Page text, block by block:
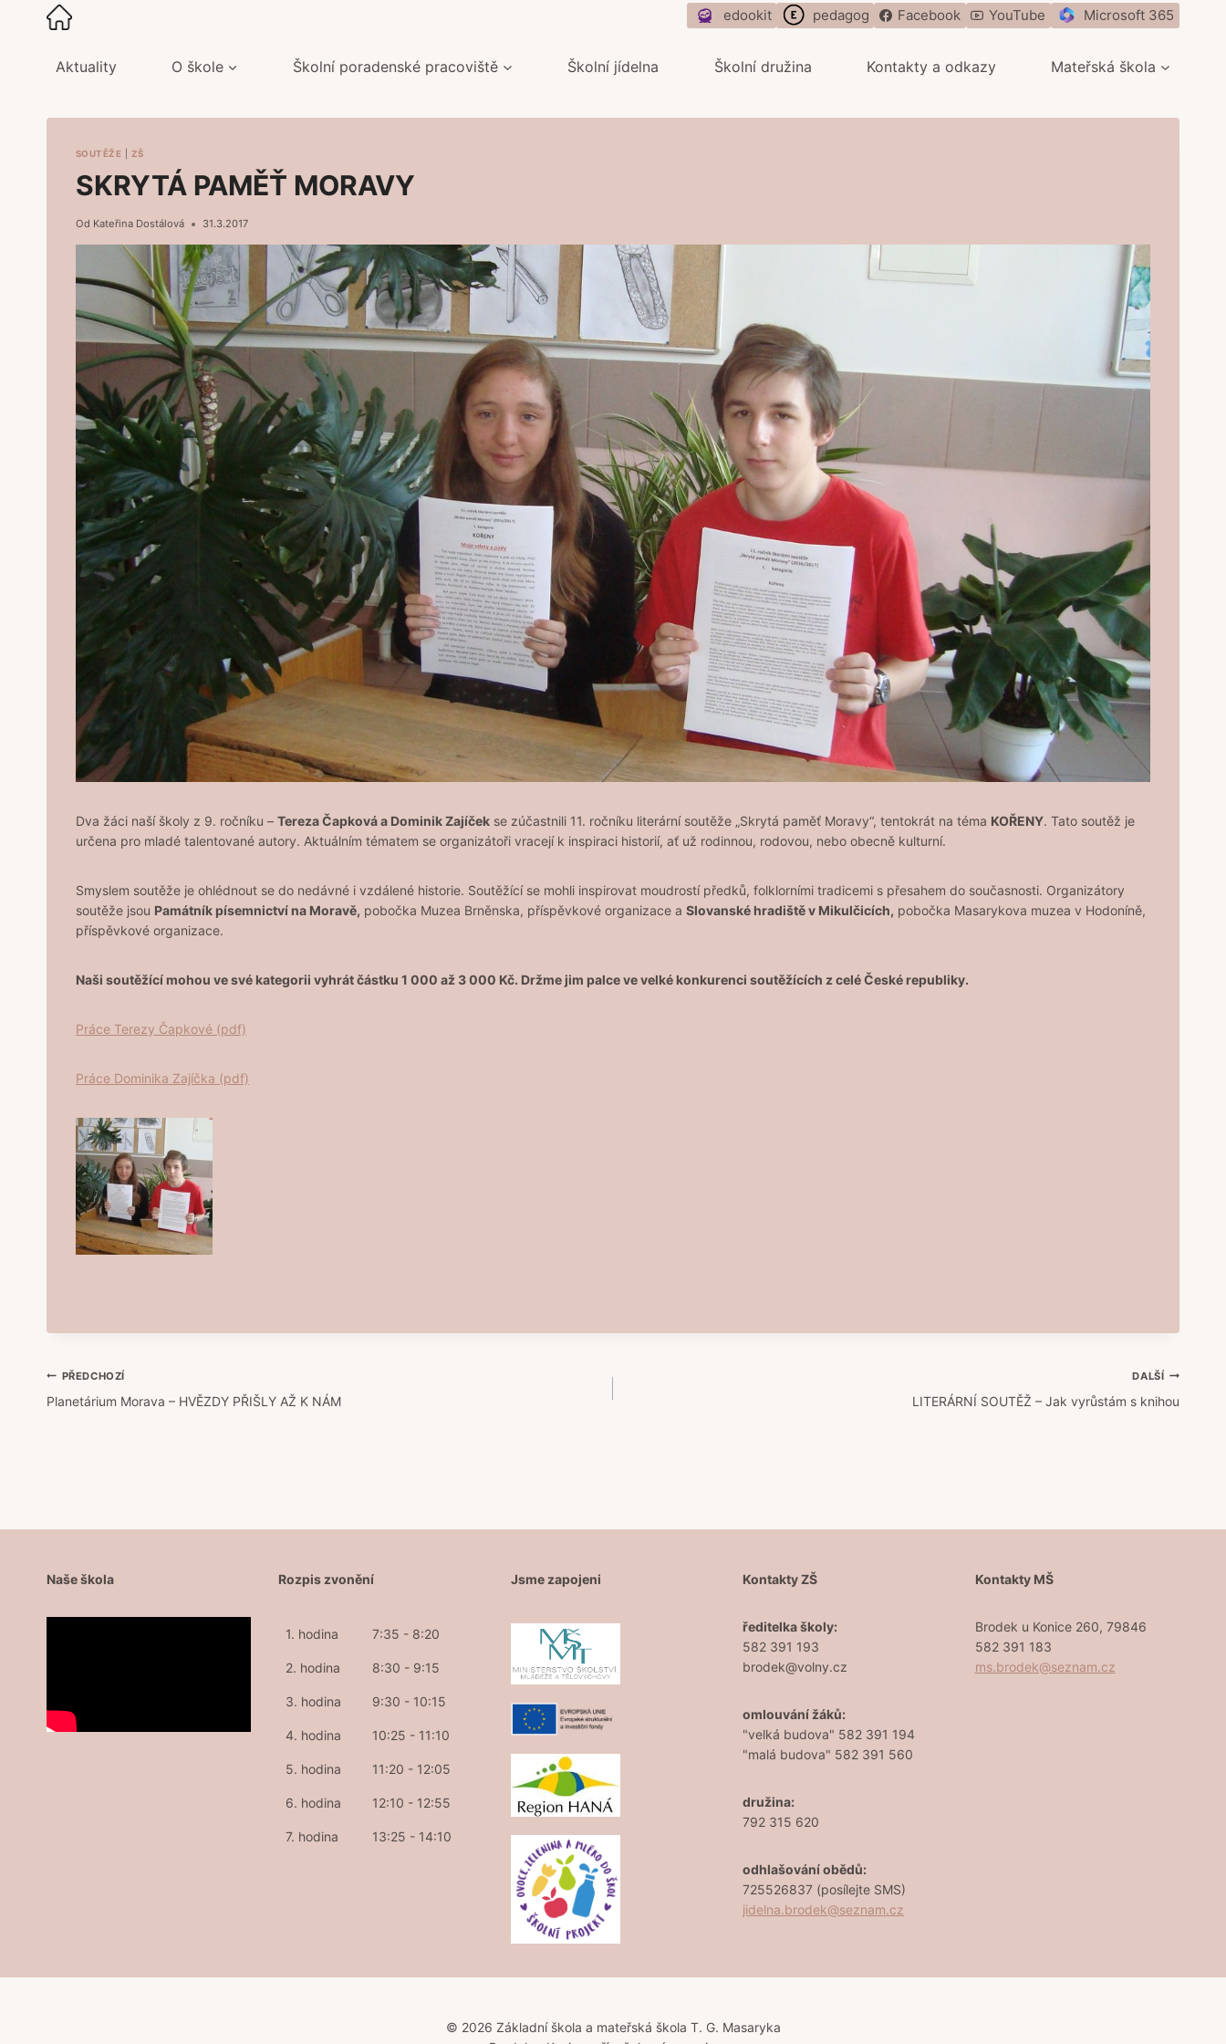
Přeskočit
edookit pedagog Facebook YouTube Microsoft 365
Aktuality O škole Školní poradenské pracoviště Školní jídelna Školní družina Kontakty a odkazy Mateřská škola
SOUTĚŽE ZŠ
SKRYTÁ PAMĚŤ MORAVY
Od Kateřina Dostálová 31.3.2017
Dva žáci naší školy z 9. ročníku – Tereza Čapková a Dominik Zajíček se zúčastnili 11. ročníku literární soutěže „Skrytá paměť Moravy“, tentokrát na téma KOŘENY. Tato soutěž je
určena pro mladé talentované autory. Aktuálním tématem se organizátoři vracejí k inspiraci historií, ať už rodinnou, rodovou, nebo obecně kulturní.
Smyslem soutěže je ohlédnout se do nedávné i vzdálené historie. Soutěžící se mohli inspirovat moudrostí předků, folklorními tradicemi s přesahem do současnosti. Organizátory
soutěže jsou Památník písemnictví na Moravě, pobočka Muzea Brněnska, příspěvkové organizace a Slovanské hradiště v Mikulčicích, pobočka Masarykova muzea v Hodoníně,
příspěvkové organizace.
Naši soutěžící mohou ve své kategorii vyhrát částku 1 000 až 3 000 Kč. Držme jim palce ve velké konkurenci soutěžících z celé České republiky.
Práce Terezy Čapkové (pdf)
Práce Dominika Zajíčka (pdf)
Navigace
pro
PŘEDCHOZÍ
Planetárium Morava – HVĚZDY PŘIŠLY AŽ K NÁM
DALŠÍ
LITERÁRNÍ SOUTĚŽ – Jak vyrůstám s knihou
Naše škola Rozpis zvonění
1. hodina 7:35 - 8:20
2. hodina 8:30 - 9:15
3. hodina 9:30 - 10:15
4. hodina 10:25 - 11:10
5. hodina 11:20 - 12:05
6. hodina 12:10 - 12:55
7. hodina 13:25 - 14:10
Jsme zapojeni Kontakty ZŠ
ředitelka školy:
582 391 193
brodek@volny.cz
omlouvání žáků:
"velká budova" 582 391 194
"malá budova" 582 391 560
družina:
792 315 620
odhlašování obědů:
725526837 (posílejte SMS)
jidelna.brodek@seznam.cz
Kontakty MŠ
Brodek u Konice 260, 79846
582 391 183
ms.brodek@seznam.cz
© 2026 Základní škola a mateřská škola T. G. Masaryka